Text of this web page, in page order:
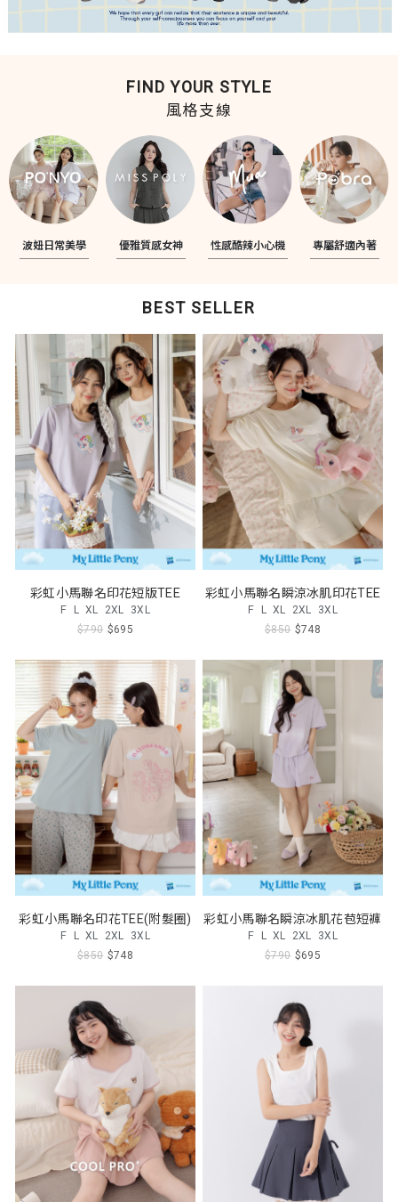
FIND YOUR STYLE
風格支線
波妞日常美學 優雅質感女神 性感酷辣小心機 專屬舒適內著
BEST SELLER
彩虹小馬聯名印花短版TEE
F L XL 2XL 3XL
$790 $695
彩虹小馬聯名瞬涼冰肌印花TEE
F L XL 2XL 3XL
$850 $748
彩虹小馬聯名印花TEE(附髮圈)
F L XL 2XL 3XL
$850 $748
彩虹小馬聯名瞬涼冰肌花苞短褲
F L XL 2XL 3XL
$790 $695